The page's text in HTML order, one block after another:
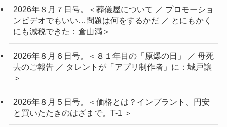
2026年８月７日号。＜葬儀屋について ／ プロモーショ
ンビデオでもいい…問題は何をするかだ ／ とにもかく
にも減税できた：倉山満＞
2026年８月６日号。＜８１年目の「原爆の日」 ／ 母死
去のご報告 ／ タレントが「アプリ制作者」に：城戸譲
＞
2026年８月５日号。＜価格とは？インプラント、円安
と買いたたきのはざまで。T-1 ＞